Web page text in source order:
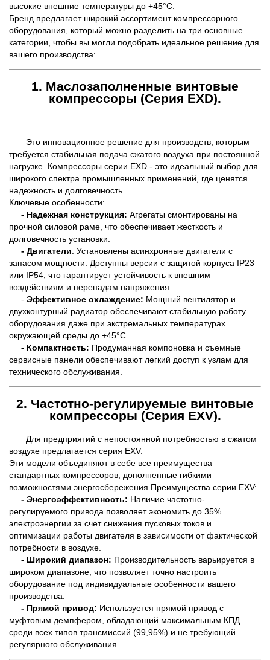
высокие внешние температуры до +45°C.
Бренд предлагает широкий ассортимент компрессорного
оборудования, который можно разделить на три основные
категории, чтобы вы могли подобрать идеальное решение для
вашего производства:
1. Маслозаполненные винтовые
компрессоры (Серия EXD).
Это инновационное решение для производств, которым
требуется стабильная подача сжатого воздуха при постоянной
нагрузке. Компрессоры серии EXD - это идеальный выбор для
широкого спектра промышленных применений, где ценятся
надежность и долговечность.
Ключевые особенности:
- Надежная конструкция: Агрегаты смонтированы на
прочной силовой раме, что обеспечивает жесткость и
долговечность установки.
- Двигатели: Установлены асинхронные двигатели с
запасом мощности. Доступны версии с защитой корпуса IP23
или IP54, что гарантирует устойчивость к внешним
воздействиям и перепадам напряжения.
- Эффективное охлаждение: Мощный вентилятор и
двухконтурный радиатор обеспечивают стабильную работу
оборудования даже при экстремальных температурах
окружающей среды до +45°C.
- Компактность: Продуманная компоновка и съемные
сервисные панели обеспечивают легкий доступ к узлам для
технического обслуживания.
2. Частотно-регулируемые винтовые
компрессоры (Серия EXV).
Для предприятий с непостоянной потребностью в сжатом
воздухе предлагается серия EXV.
Эти модели объединяют в себе все преимущества
стандартных компрессоров, дополненные гибкими
возможностями энергосбережения Преимущества серии EXV:
- Энергоэффективность: Наличие частотно-
регулируемого привода позволяет экономить до 35%
электроэнергии за счет снижения пусковых токов и
оптимизации работы двигателя в зависимости от фактической
потребности в воздухе.
- Широкий диапазон: Производительность варьируется в
широком диапазоне, что позволяет точно настроить
оборудование под индивидуальные особенности вашего
производства.
- Прямой привод: Используется прямой привод с
муфтовым демпфером, обладающий максимальным КПД
среди всех типов трансмиссий (99,95%) и не требующий
регулярного обслуживания.